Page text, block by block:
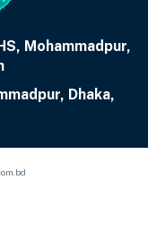
Mohammadpur,
Dhaka,